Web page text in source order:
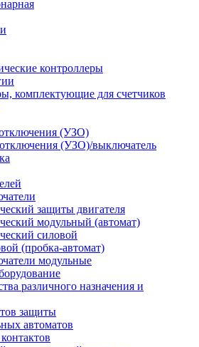
контроллеры
комплектующие для счетчиков
(УЗО)
(УЗО)/выключатель
защиты двигателя
модульный (автомат)
силовой
(пробка-автомат)
модульные
различного назначения и
защиты
автоматов